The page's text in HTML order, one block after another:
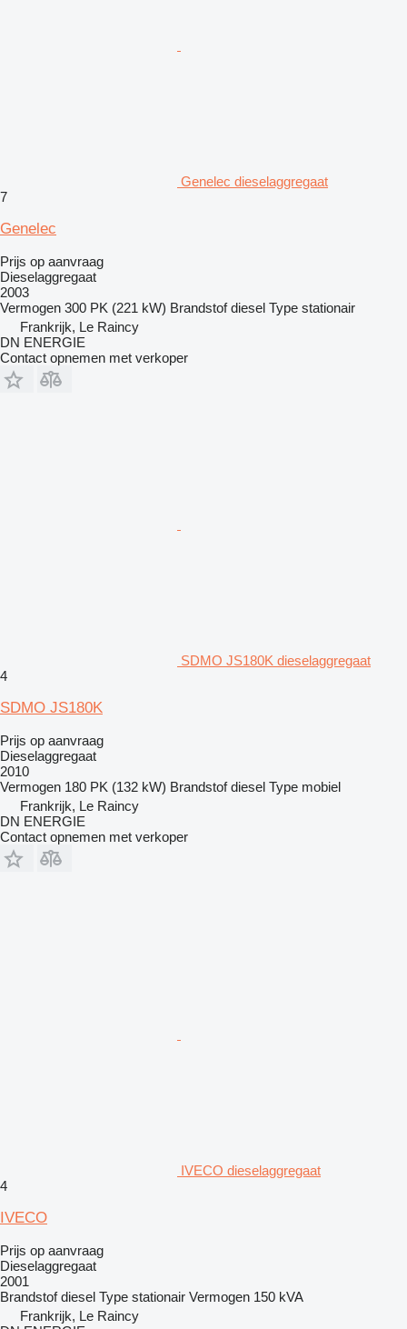
Genelec dieselaggregaat
7
Genelec
Prijs op aanvraag
Dieselaggregaat
2003
Vermogen 300 PK (221 kW) Brandstof diesel Type stationair
Frankrijk, Le Raincy
DN ENERGIE
Contact opnemen met verkoper
SDMO JS180K dieselaggregaat
4
SDMO JS180K
Prijs op aanvraag
Dieselaggregaat
2010
Vermogen 180 PK (132 kW) Brandstof diesel Type mobiel
Frankrijk, Le Raincy
DN ENERGIE
Contact opnemen met verkoper
IVECO dieselaggregaat
4
IVECO
Prijs op aanvraag
Dieselaggregaat
2001
Brandstof diesel Type stationair Vermogen 150 kVA
Frankrijk, Le Raincy